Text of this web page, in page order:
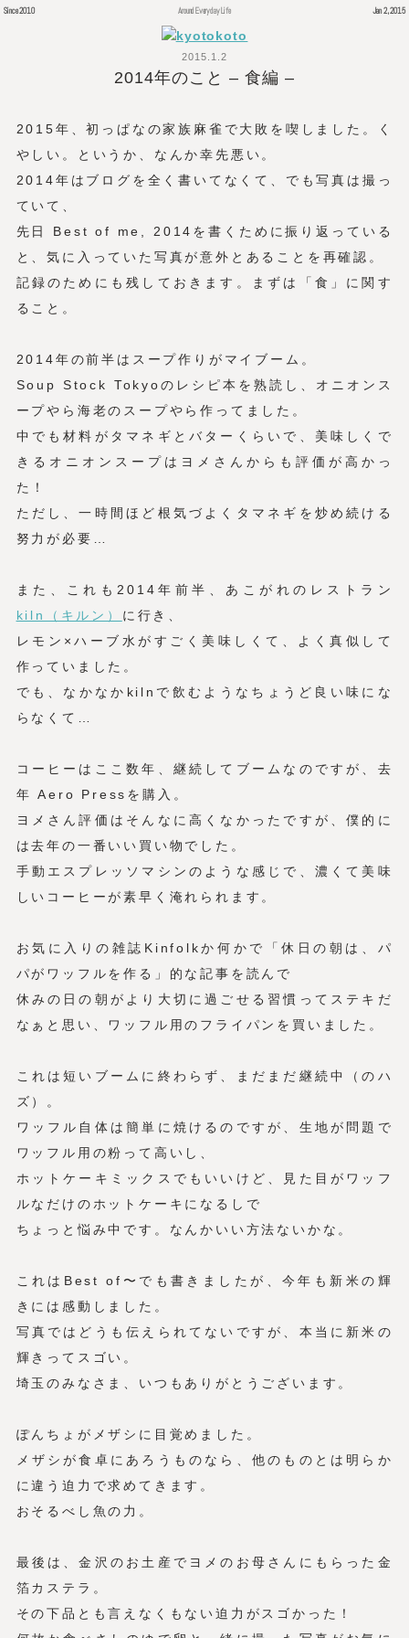
Since 2010 Around Everyday Life Jan 2, 2015
2015.1.2
2014年のこと – 食編 –
2015年、初っぱなの家族麻雀で大敗を喫しました。く
やしい。というか、なんか幸先悪い。
2014年はブログを全く書いてなくて、でも写真は撮っ
ていて、
先日 Best of me, 2014を書くために振り返っている
と、気に入っていた写真が意外とあることを再確認。
記録のためにも残しておきます。まずは「食」に関す
ること。
2014年の前半はスープ作りがマイブーム。
Soup Stock Tokyoのレシピ本を熟読し、オニオンス
ープやら海老のスープやら作ってました。
中でも材料がタマネギとバターくらいで、美味しくで
きるオニオンスープはヨメさんからも評価が高かっ
た！
ただし、一時間ほど根気づよくタマネギを炒め続ける
努力が必要…
また、これも2014年前半、あこがれのレストラン
kiln（キルン） に行き、
レモン×ハーブ水がすごく美味しくて、よく真似して
作っていました。
でも、なかなかkilnで飲むようなちょうど良い味にな
らなくて…
コーヒーはここ数年、継続してブームなのですが、去
年 Aero Pressを購入。
ヨメさん評価はそんなに高くなかったですが、僕的に
は去年の一番いい買い物でした。
手動エスプレッソマシンのような感じで、濃くて美味
しいコーヒーが素早く淹れられます。
お気に入りの雑誌Kinfolkか何かで「休日の朝は、パ
パがワッフルを作る」的な記事を読んで
休みの日の朝がより大切に過ごせる習慣ってステキだ
なぁと思い、ワッフル用のフライパンを買いました。
これは短いブームに終わらず、まだまだ継続中（のハ
ズ）。
ワッフル自体は簡単に焼けるのですが、生地が問題で
ワッフル用の粉って高いし、
ホットケーキミックスでもいいけど、見た目がワッフ
ルなだけのホットケーキになるしで
ちょっと悩み中です。なんかいい方法ないかな。
これはBest of〜でも書きましたが、今年も新米の輝
きには感動しました。
写真ではどうも伝えられてないですが、本当に新米の
輝きってスゴい。
埼玉のみなさま、いつもありがとうございます。
ぽんちょがメザシに目覚めました。
メザシが食卓にあろうものなら、他のものとは明らか
に違う迫力で求めてきます。
おそるべし魚の力。
最後は、金沢のお土産でヨメのお母さんにもらった金
箔カステラ。
その下品とも言えなくもない迫力がスゴかった！